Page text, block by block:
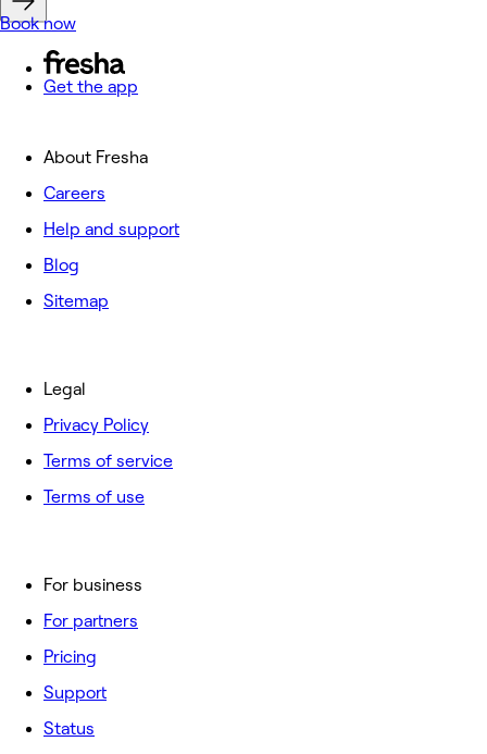
Book now
Get the app
About Fresha
Careers
Help and support
Blog
Sitemap
For business
For partners
Pricing
Support
Status
Legal
Privacy Policy
Terms of service
Terms of use